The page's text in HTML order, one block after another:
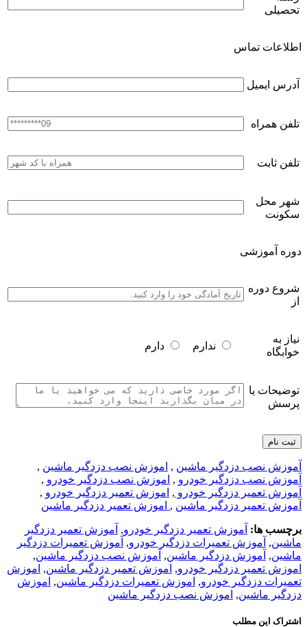
تحصیلی
اطلاعات تماس
آدرس ایمیل
تلفن همراه
تلفن ثابت
شهر محل
سکونت
دوره آموزشی
شروع دوره
از
نیاز به
خوابگاه
ندارم دارم
توضیحات یا
پرسش
آموزش نصب دزدگیر ماشین , اموزش نصب دزدگیر ماشین ,
آموزش نصب دزدگیر خودرو , اموزش نصب دزدگیر خودرو ,
آموزش تعمیر دزدگیر خودرو , اموزش تعمیر دزدگیر خودرو ,
آموزش تعمیر دزدگیر ماشین , اموزش تعمیر دزدگیر ماشین
برچسب ها: آموزش تعمیر دزدگیر خودرو, آموزش تعمیر دزدگیر
ماشین, آموزش تعمیرات دزدگیر خودرو, آموزش تعمیرات دزدگیر
ماشین, آموزش دزدگیر ماشین, آموزش نصب دزدگیر ماشین,
اموزش تعمیر دزدگیر خودرو, اموزش تعمیر دزدگیر ماشین, اموزش
تعمیرات دزدگیر خودرو, اموزش تعمیرات دزدگیر ماشین, اموزش
دزدگیر ماشین, اموزش نصب دزدگیر ماشین
اشتراک این مطلب